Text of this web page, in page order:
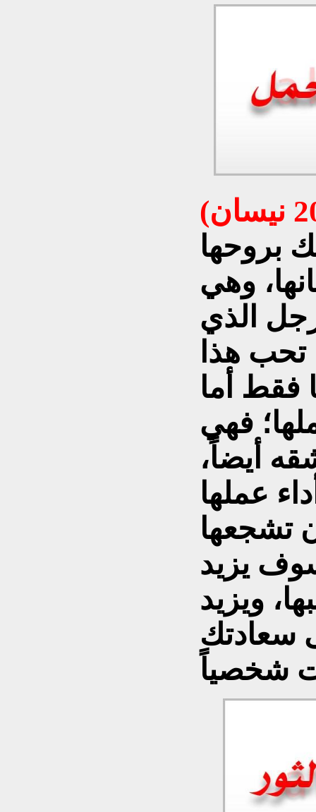
بروحها
وهي
الذي
تحب هذا
فقط أما
فهي
أيضاً،
عملها
تشجعها
يزيد
ويزيد
سعادتك